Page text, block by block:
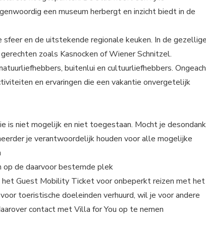
een museum herbergt en inzicht biedt in de
en de uitstekende regionale keuken. In de gezellige
zoals Kasnocken of Wiener Schnitzel.
buitenlui en cultuurliefhebbers.
en ervaringen die een vakantie onvergetelijk
is niet mogelijk en niet toegestaan. Mocht je
je verantwoordelijk houden voor alle mogelijke
de daarvoor bestemde plek
Guest Mobility Ticket voor onbeperkt reizen met het
toeristische doeleinden verhuurd, wil je voor andere
contact met Villa for You op te nemen